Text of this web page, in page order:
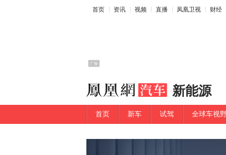
首页 资讯 视频 直播 凤凰卫视 财经
新能源
首页 新车 试驾 全球车视野